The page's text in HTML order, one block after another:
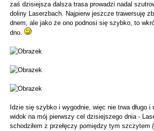
zaś dzisiejsza dalsza trasa prowadzi nadal
doliny Laserzbach. Najpierw jeszcze trawersuję
dnem, ale jako że ono podnosi się szybko, to
dno.
Idzie się szybko i wygodnie, więc nie trwa długo i
widok na mój pierwszy cel dzisiejszego dnia -
schodziłem z przełęczy pomiędzy tym szczytem